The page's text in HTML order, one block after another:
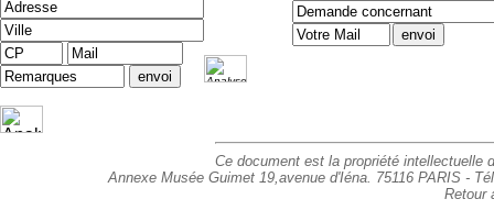
Ce document est la propriété intellectuelle
Annexe Musée Guimet 19,avenue d'Iéna. 75116 PARIS -
Retour